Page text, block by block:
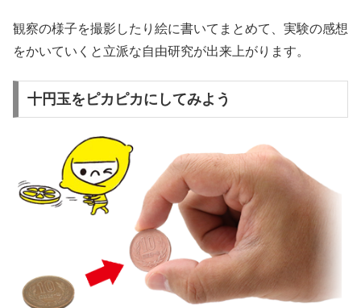
観察の様子を撮影したり絵に書いてまとめて、実験の感想
をかいていくと立派な自由研究が出来上がります。
十円玉をピカピカにしてみよう